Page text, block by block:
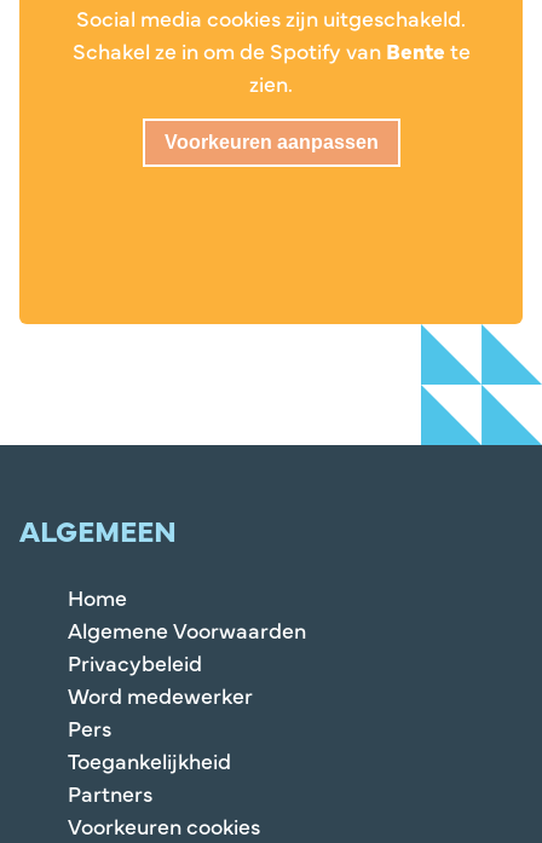
Social media cookies zijn uitgeschakeld.
Schakel ze in om de Spotify van Bente te
zien.
Voorkeuren aanpassen
ALGEMEEN
Home
Algemene Voorwaarden
Privacybeleid
Word medewerker
Pers
Toegankelijkheid
Partners
Voorkeuren cookies